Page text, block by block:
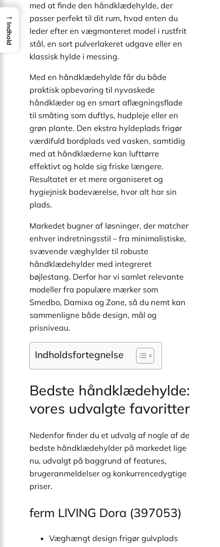
med at finde den håndklædehylde, der
passer perfekt til dit rum, hvad enten du
leder efter en vægmonteret model i rustfrit
stål, en sort pulverlakeret udgave eller en
klassisk hylde i messing.
Med en håndklædehylde får du både
praktisk opbevaring til nyvaskede
håndklæder og en smart aflægningsflade
til småting som duftlys, hudpleje eller en
grøn plante. Den ekstra hyldeplads frigør
værdifuld bordplads ved vasken, samtidig
med at håndklæderne kan lufttørre
effektivt og holde sig friske længere.
Resultatet er et mere organiseret og
hygiejnisk badeværelse, hvor alt har sin
plads.
Markedet bugner af løsninger, der matcher
enhver indretningsstil – fra minimalistiske,
svævende væghylder til robuste
håndklædehylder med integreret
bøjlestang. Derfor har vi samlet relevante
modeller fra populære mærker som
Smedbo, Damixa og Zone, så du nemt kan
sammenligne både design, mål og
prisniveau.
Indholdsfortegnelse
Bedste håndklædehylde:
vores udvalgte favoritter
Nedenfor finder du et udvalg af nogle af de
bedste håndklædehylder på markedet lige
nu, udvalgt på baggrund af features,
brugeranmeldelser og konkurrencedygtige
priser.
ferm LIVING Dora (397053)
Væghængt design frigør gulvplads
→
Indhold